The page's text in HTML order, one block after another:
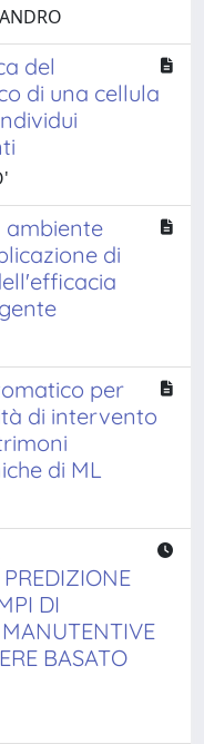
del
di una cellula
ambiente
di
per
di intervento
di ML
DI
BASATO